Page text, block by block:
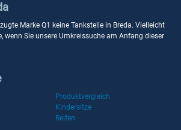
Marke Q1 keine Tankstelle in Breda. Vielleicht
wenn Sie unsere Umkreissuche am Anfang dieser
Produktvergleich
Kindersitze
Reifen